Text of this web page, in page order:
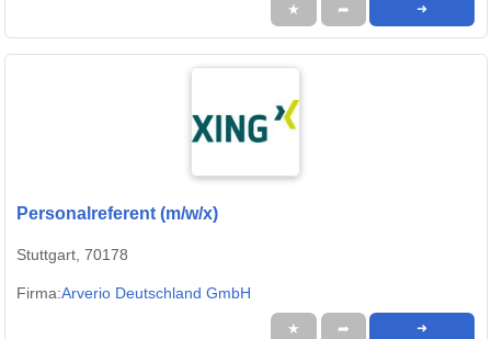
★ ➦ ➜
Personalreferent (m/w/x)
Stuttgart, 70178
Firma:Arverio Deutschland GmbH
★ ➦ ➜